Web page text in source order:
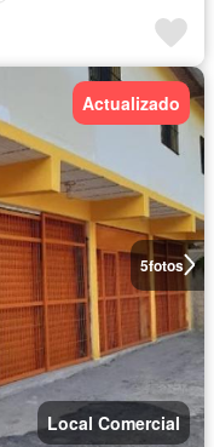
5fotos
Actualizado
Local Comercial